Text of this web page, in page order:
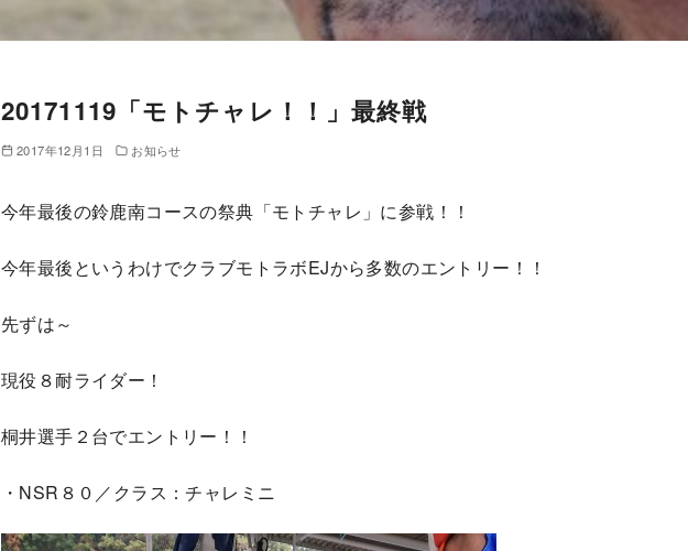
20171119「モトチャレ！！」最終戦
2017年12月1日 お知らせ
今年最後の鈴鹿南コースの祭典「モトチャレ」に参戦！！
今年最後というわけでクラブモトラボEJから多数のエントリー！！
先ずは～
現役８耐ライダー！
桐井選手２台でエントリー！！
・NSR８０／クラス：チャレミニ